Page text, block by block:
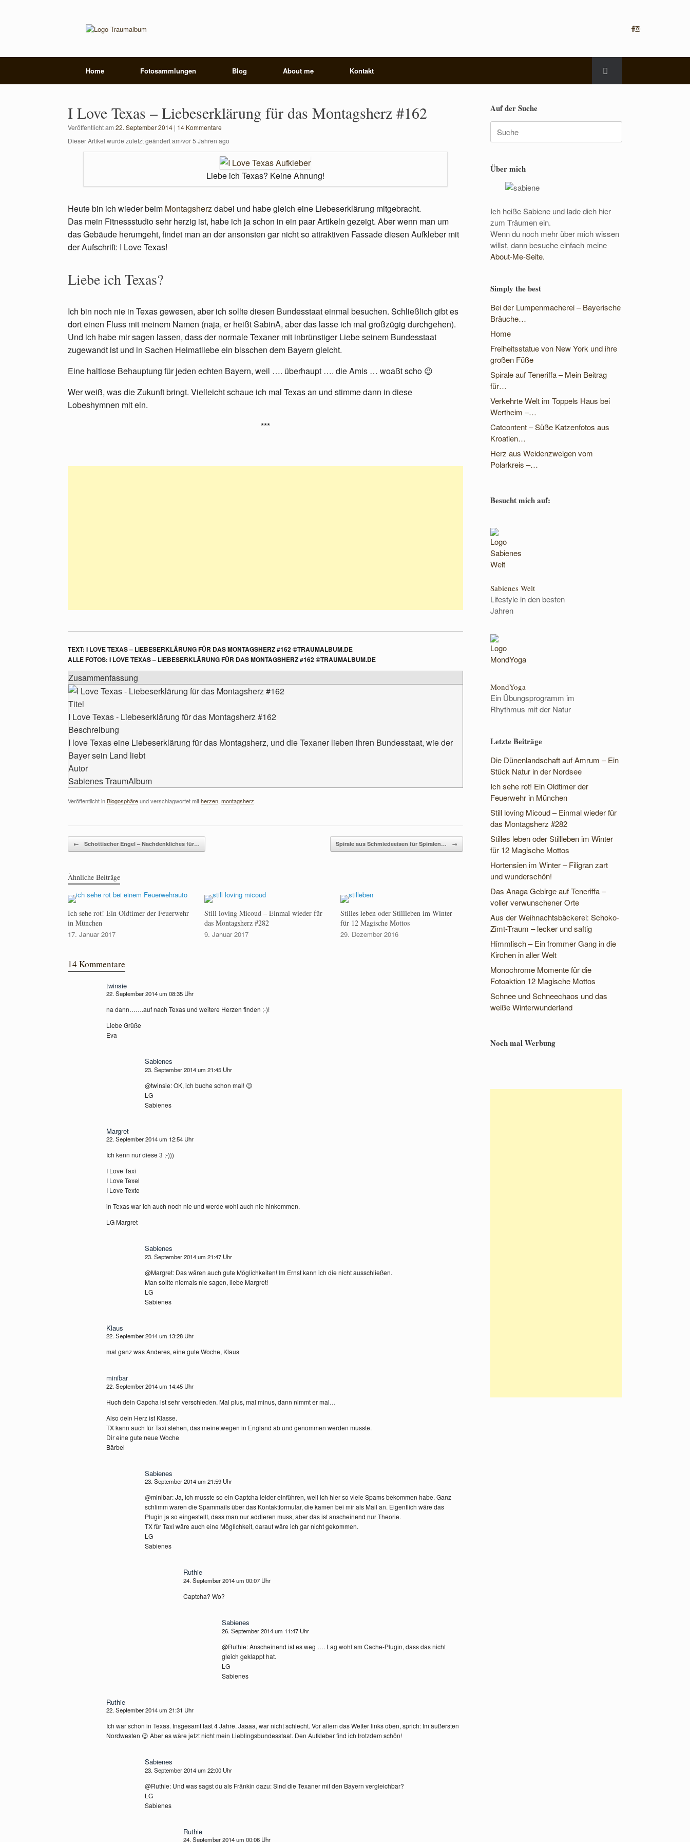
Home Fotosammlungen Blog About me Kontakt
I Love Texas – Liebeserklärung für das Montagsherz #162
Veröffentlicht am 22. September 2014 | 14 Kommentare
Dieser Artikel wurde zuletzt geändert am/vor 5 Jahren ago
Liebe ich Texas? Keine Ahnung!
Heute bin ich wieder beim Montagsherzdabei und habe gleich eine Liebeserklärung mitgebracht.
Das mein Fitnessstudio sehr herzig ist, habe ich ja schon in ein paar Artikeln gezeigt. Aber wenn man um
das Gebäude herumgeht, findet man an der ansonsten gar nicht so attraktiven Fassade diesen Aufkleber mit
der Aufschrift: I Love Texas!
Liebe ich Texas?
Ich bin noch nie in Texas gewesen, aber ich sollte diesen Bundesstaat einmal besuchen. Schließlich gibt es
dort einen Fluss mit meinem Namen (naja, er heißt SabinA, aber das lasse ich mal großzügig durchgehen).
Und ich habe mir sagen lassen, dass der normale Texaner mit inbrünstiger Liebe seinem Bundesstaat
zugewandt ist und in Sachen Heimatliebe ein bisschen dem Bayern gleicht.
Eine haltlose Behauptung für jeden echten Bayern, weil …. überhaupt …. die Amis … woaßt scho 😉
Wer weiß, was die Zukunft bringt. Vielleicht schaue ich mal Texas an und stimme dann in diese
Lobeshymnen mit ein.
***
TEXT: I LOVE TEXAS – LIEBESERKLÄRUNG FÜR DAS MONTAGSHERZ #162 ©TRAUMALBUM.DE
ALLE FOTOS: I LOVE TEXAS – LIEBESERKLÄRUNG FÜR DAS MONTAGSHERZ #162 ©TRAUMALBUM.DE
Zusammenfassung
Titel
I Love Texas - Liebeserklärung für das Montagsherz #162
Beschreibung
I love Texas eine Liebeserklärung für das Montagsherz, und die Texaner lieben ihren Bundesstaat, wie der
Bayer sein Land liebt
Autor
Sabienes TraumAlbum
Veröffentlicht inBlogosphäreund verschlagwortet mitherzen montagsherz
Beitragsnavigation
← Schottischer Engel – Nachdenkliches für… Spirale aus Schmiedeeisen für Spiralen… →
Ähnliche Beiträge
Ich sehe rot! Ein Oldtimer der Feuerwehr
in München
17. Januar 2017
Still loving Micoud – Einmal wieder für
das Montagsherz #282
9. Januar 2017
Stilles leben oder Stillleben im Winter
für 12 Magische Mottos
29. Dezember 2016
14 Kommentare
twinsie
22. September 2014 um 08:35 Uhr
na dann…….auf nach Texas und weitere Herzen finden ;-)!
Liebe Grüße
Eva
Sabienes
23. September 2014 um 21:45 Uhr
@twinsie: OK, ich buche schon mal! 😉
LG
Sabienes
Margret
22. September 2014 um 12:54 Uhr
Ich kenn nur diese 3 ;-)))
I Love Taxi
I Love Texel
I Love Texte
in Texas war ich auch noch nie und werde wohl auch nie hinkommen.
LG Margret
Sabienes
23. September 2014 um 21:47 Uhr
@Margret: Das wären auch gute Möglichkeiten! Im Ernst kann ich die nicht ausschließen.
Man sollte niemals nie sagen, liebe Margret!
LG
Sabienes
Klaus
22. September 2014 um 13:28 Uhr
mal ganz was Anderes, eine gute Woche, Klaus
minibar
22. September 2014 um 14:45 Uhr
Huch dein Capcha ist sehr verschieden. Mal plus, mal minus, dann nimmt er mal…
Also dein Herz ist Klasse.
TX kann auch für Taxi stehen, das meinetwegen in England ab und genommen werden musste.
Dir eine gute neue Woche
Bärbel
Sabienes
23. September 2014 um 21:59 Uhr
@minibar: Ja, ich musste so ein Captcha leider einführen, weil ich hier so viele Spams bekommen habe. Ganz
schlimm waren die Spammails über das Kontaktformular, die kamen bei mir als Mail an. Eigentlich wäre das
Plugin ja so eingestellt, dass man nur addieren muss, aber das ist anscheinend nur Theorie.
TX für Taxi wäre auch eine Möglichkeit, darauf wäre ich gar nicht gekommen.
LG
Sabienes
Ruthie
24. September 2014 um 00:07 Uhr
Captcha? Wo?
Sabienes
26. September 2014 um 11:47 Uhr
@Ruthie: Anscheinend ist es weg …. Lag wohl am Cache-Plugin, dass das nicht
gleich geklappt hat.
LG
Sabienes
Ruthie
22. September 2014 um 21:31 Uhr
Ich war schon in Texas. Insgesamt fast 4 Jahre. Jaaaa, war nicht schlecht. Vor allem das Wetter links oben, sprich: Im äußersten
Nordwesten 😉 Aber es wäre jetzt nicht mein Lieblingsbundesstaat. Den Aufkleber find ich trotzdem schön!
Sabienes
23. September 2014 um 22:00 Uhr
@Ruthie: Und was sagst du als Fränkin dazu: Sind die Texaner mit den Bayern vergleichbar?
LG
Sabienes
Ruthie
24. September 2014 um 00:06 Uhr
Auf der Suche
nach:
Über mich
Ich heiße Sabiene und lade dich hier
zum Träumen ein.
Wenn du noch mehr über mich wissen
willst, dann besuche einfach meine
About-Me-Seite.
Simply the best
Bei der Lumpenmacherei – Bayerische
Bräuche…
Home
Freiheitsstatue von New York und ihre
großen Füße
Spirale auf Teneriffa – Mein Beitrag
für…
Verkehrte Welt im Toppels Haus bei
Wertheim –…
Catcontent – Süße Katzenfotos aus
Kroatien…
Herz aus Weidenzweigen vom
Polarkreis –…
Besucht mich auf:
Sabienes Welt
Lifestyle in den besten
Jahren
MondYoga
Ein Übungsprogramm im
Rhythmus mit der Natur
Letzte Beiträge
Die Dünenlandschaft auf Amrum – Ein
Stück Natur in der Nordsee
Ich sehe rot! Ein Oldtimer der
Feuerwehr in München
Still loving Micoud – Einmal wieder für
das Montagsherz #282
Stilles leben oder Stillleben im Winter
für 12 Magische Mottos
Hortensien im Winter – Filigran zart
und wunderschön!
Das Anaga Gebirge auf Teneriffa –
voller verwunschener Orte
Aus der Weihnachtsbäckerei: Schoko-
Zimt-Traum – lecker und saftig
Himmlisch – Ein frommer Gang in die
Kirchen in aller Welt
Monochrome Momente für die
Fotoaktion 12 Magische Mottos
Schnee und Schneechaos und das
weiße Winterwunderland
Noch mal Werbung